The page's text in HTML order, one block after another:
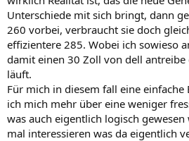
Unterschiede mit sich bringt, dann
260 vorbei, verbraucht sie doch
effizientere 285. Wobei ich sowieso
damit einen 30 Zoll von dell
läuft.
Für mich in diesem fall eine
ich mich mehr über eine weniger
was auch eigentlich logisch
mal interessieren was da eigentlich